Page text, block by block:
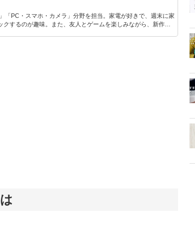
「PC・スマホ・カメラ」分野を担当。家電が好きで、週末に家
クするのが趣味。また、友人とゲームを楽しみながら、新作タ